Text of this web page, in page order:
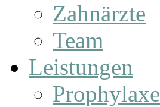
Zahnärzte
Team
Leistungen
Prophylaxe